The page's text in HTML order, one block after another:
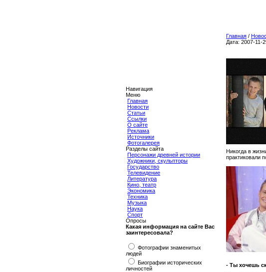
Навигация
Меню
Главная
Новости
Статьи
Ссылки
О сайте
Реклама
Источники
Фотогалерея
Разделы сайта
Персонажи древней истории
Художники, скульпторы
Государство
Телевидение
Литература
Кино, театр
Экономика
Техника
Музыка
Наука
Спорт
Опросы
Какая информация на сайте Вас
заинтересовала?
Фотографии знаменитых
людей
Биографии исторических
личностей
Главная /
Дата: 2007-11-
Никогда в
практиковали
- Ты хочешь